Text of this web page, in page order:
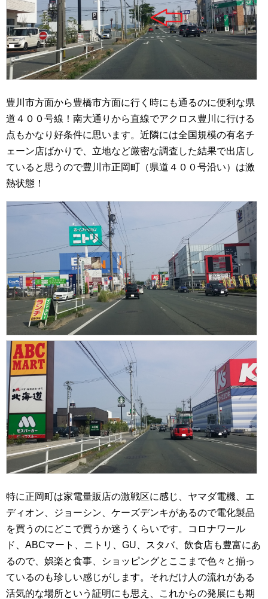
豊川市方面から豊橋市方面に行く時にも通るのに便利な県
道４００号線！南大通りから直線でアクロス豊川に行ける
点もかなり好条件に思います。近隣には全国規模の有名チ
ェーン店ばかりで、立地など厳密な調査した結果で出店し
ていると思うので豊川市正岡町（県道４００号沿い）は激
熱状態！
特に正岡町は家電量販店の激戦区に感じ、ヤマダ電機、エ
ディオン、ジョーシン、ケーズデンキがあるので電化製品
を買うのにどこで買うか迷うくらいです。コロナワール
ド、ABCマート、ニトリ、GU、スタバ、飲食店も豊富にあ
るので、娯楽と食事、ショッピングとここまで色々と揃っ
ているのも珍しい感じがします。それだけ人の流れがある
活気的な場所という証明にも思え、これからの発展にも期